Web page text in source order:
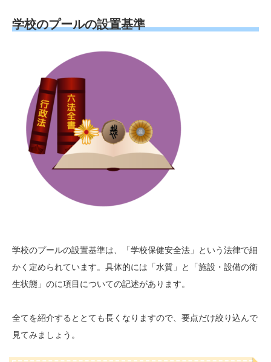
学校のプールの設置基準
学校のプールの設置基準は、「学校保健安全法」という法律で細
かく定められています。具体的には「水質」と「施設・設備の衛
生状態」のに項目についての記述があります。
全てを紹介するととても長くなりますので、要点だけ絞り込んで
見てみましょう。